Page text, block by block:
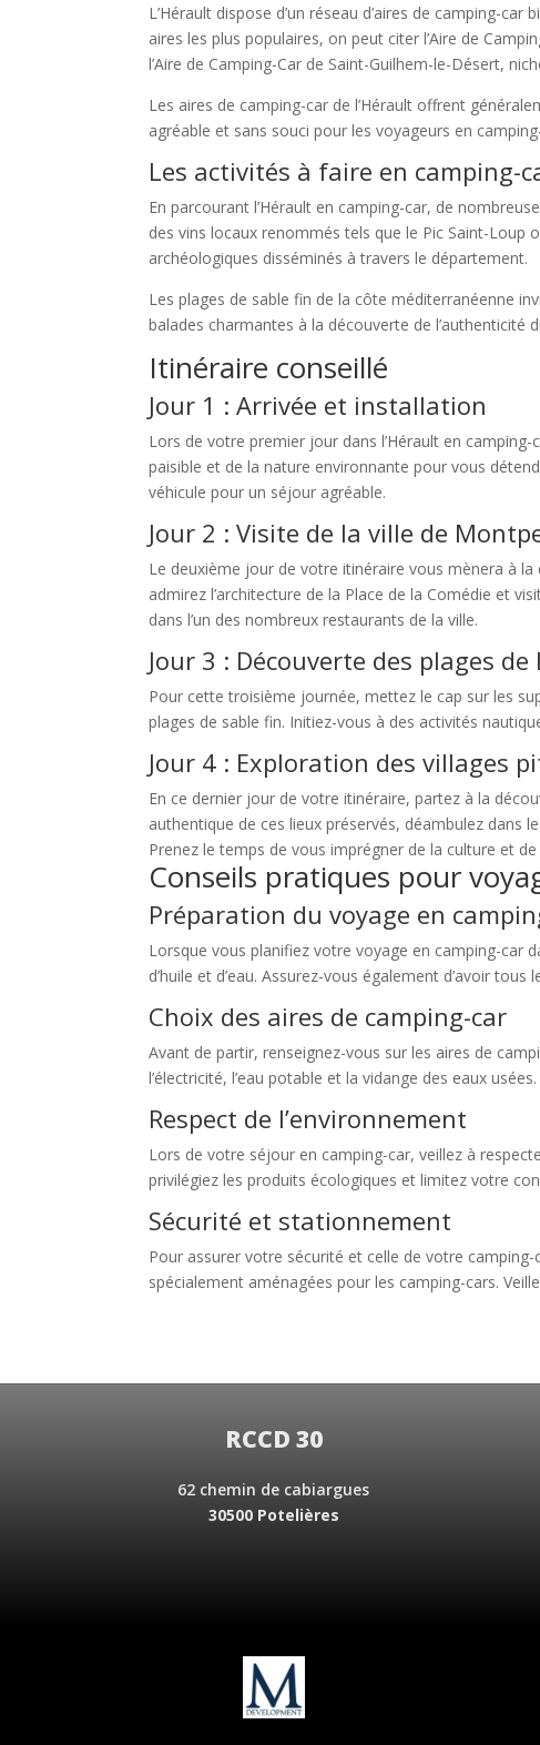
L’Hérault dispose d’un réseau d’aires de camping-
aires les plus populaires, on peut citer l’Aire de
l’Aire de Camping-Car de Saint-Guilhem-le-Désert,
Les aires de camping-car de l’Hérault offrent
agréable et sans souci pour les voyageurs en
Les activités à faire en camping-
En parcourant l’Hérault en camping-car, de
des vins locaux renommés tels que le Pic Saint-Loup
archéologiques disséminés à travers le département.
Les plages de sable fin de la côte méditerranéenne
balades charmantes à la découverte de l’authenticité
Itinéraire conseillé
Jour 1 : Arrivée et installation
Lors de votre premier jour dans l’Hérault en
paisible et de la nature environnante pour vous
véhicule pour un séjour agréable.
Jour 2 : Visite de la ville de
Le deuxième jour de votre itinéraire vous mènera à
admirez l’architecture de la Place de la Comédie et
dans l’un des nombreux restaurants de la ville.
Jour 3 : Découverte des plages
Pour cette troisième journée, mettez le cap sur les
plages de sable fin. Initiez-vous à des activités
Jour 4 : Exploration des villages
En ce dernier jour de votre itinéraire, partez à la
authentique de ces lieux préservés, déambulez dans
Prenez le temps de vous imprégner de la culture et
Conseils pratiques pour
Préparation du voyage en
Lorsque vous planifiez votre voyage en camping-car
d’huile et d’eau. Assurez-vous également d’avoir
Choix des aires de camping-car
Avant de partir, renseignez-vous sur les aires de
l’électricité, l’eau potable et la vidange des eaux
Respect de l’environnement
Lors de votre séjour en camping-car, veillez à
privilégiez les produits écologiques et limitez votre
Sécurité et stationnement
Pour assurer votre sécurité et celle de votre
spécialement aménagées pour les camping-cars.
RCCD 30
62 chemin de cabiargues
30500 Potelières